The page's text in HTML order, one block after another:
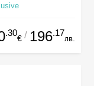
.30
€ / 196.17
лв.